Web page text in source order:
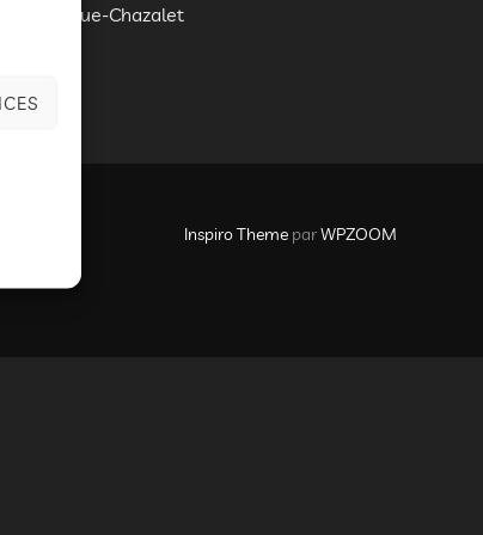
Drogue-Chazalet
Inspiro Theme parWPZOOM